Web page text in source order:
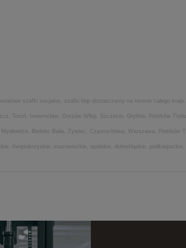
szafki socjalne, szafki bhp dostarczamy na terenie całego
Toruń, Inowrocław, Gorzów Wlkp, Szczecin, Gryfino, Piotrków
Bielsko Biała, Żywiec, Częstochowa, Warszawa,
świętokrzyskie, mazowieckie, opolskie, dolnośląskie,